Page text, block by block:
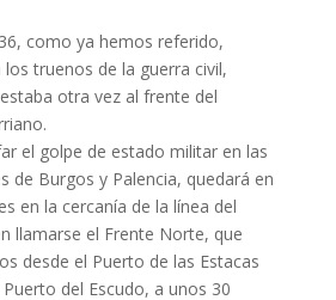
como ya hemos referido,
truenos de la guerra civil,
otra vez al frente del
el golpe de estado militar en las
de Burgos y Palencia, quedará en
en la cercanía de la línea del
llamarse el Frente Norte, que
desde el Puerto de las Estacas
del Escudo, a unos 30